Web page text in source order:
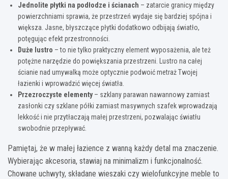
Jednolite płytki na podłodze i ścianach – zatarcie granicy między
powierzchniami sprawia, że przestrzeń wydaje się bardziej spójna i
większa. Jasne, błyszczące płytki dodatkowo odbijają światło,
potęgując efekt przestronności.
Duże lustro – to nie tylko praktyczny element wyposażenia, ale też
potężne narzędzie do powiększania przestrzeni. Lustro na całej
ścianie nad umywalką może optycznie podwoić metraż Twojej
łazienki i wprowadzić więcej światła.
Przezroczyste elementy– szklany parawan nawannowy zamiast
zasłonki czy szklane półki zamiast masywnych szafek wprowadzają
lekkość i nie przytłaczają małej przestrzeni, pozwalając światłu
swobodnie przepływać.
Pamiętaj, że w małej łazience z wanną każdy detal ma znaczenie.
Wybierając akcesoria, stawiaj na minimalizm i funkcjonalność.
Chowane uchwyty, składane wieszaki czy wielofunkcyjne meble to